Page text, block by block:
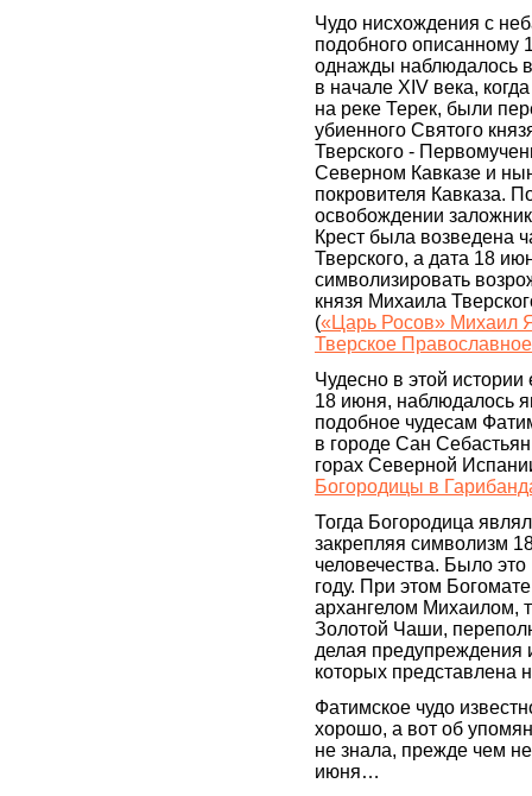
Чудо нисхождения с
подобного описанному
однажды наблюдалось
в начале XIV века,
на реке Терек, были
убиенного Святого
Тверского -
Северном Кавказе и
покровителя Кавказа.
освобождении
Крест была возведена
Тверского, а дата 18
символизировать
князя Михаила
(«Царь Росов» Михаил
Тверское
Чудесно в этой
18 июня, наблюдалось
подобное чудесам
в городе Сан
горах Северной
Богородицы в
Тогда Богородица
закрепляя символизм
человечества. Было
году. При этом
архангелом Михаилом,
Золотой Чаши,
делая предупреждения
которых представлена
Фатимское чудо
хорошо, а вот об
не знала, прежде чем
июня…